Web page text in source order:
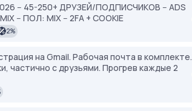
-- 45-250+ ДРУЗЕЙ/ПОДПИСЧИКОВ -- ADS
-- ПОЛ: MIX -- 2FA + COOKIE
2%
на Gmail. Рабочая почта в комплекте.
частично с друзьями. Прогрев каждые 2